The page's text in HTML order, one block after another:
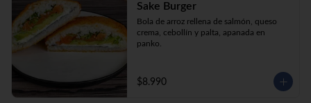
Sake Burger
Bola de arroz rellena de salmón, queso
crema, cebollín y palta, apanada en
panko.
$8.990